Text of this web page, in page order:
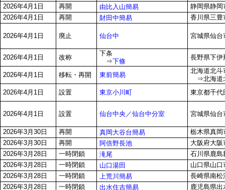
2026年4月1日
再開 由比入山簡易
静岡県静岡
2026年4月1日
再開 財田中簡易 香川県三豊
2026年4月1日 廃止 仙台中 宮城県仙台
2026年4月1日 改称
下条
⇒下條
長野県下伊
2026年4月1日 移転・再開 東前簡易
北海道北斗
⇒北海道
2026年4月1日
設置 東京小川町 東京都千代
2026年4月1日 設置 仙台中央／仙台中分室 宮城県仙台
2026年3月30日 再開 真岡大谷台簡易
栃木県真岡
2026年3月30日
再開 阿倍野長池
大阪府大
2026年3月28日
一時閉鎖 滝尾
石川県鹿島
2026年3月28日
一時閉鎖 山口湯田
山口県山口
2026年3月28日
一時閉鎖 上荒川簡易
長崎県南松
2026年3月28日
一時閉鎖 出水住吉簡易
鹿児島県出